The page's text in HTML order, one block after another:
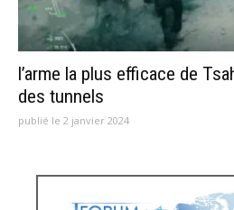
l’arme la plus efficace de
des tunnels
publié le 2 janvier 2024